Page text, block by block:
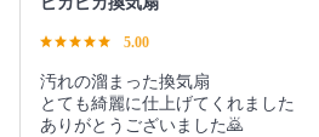
5.00
汚れの溜まった換気扇
とても綺麗に仕上げてくれました
ありがとうございました🙇